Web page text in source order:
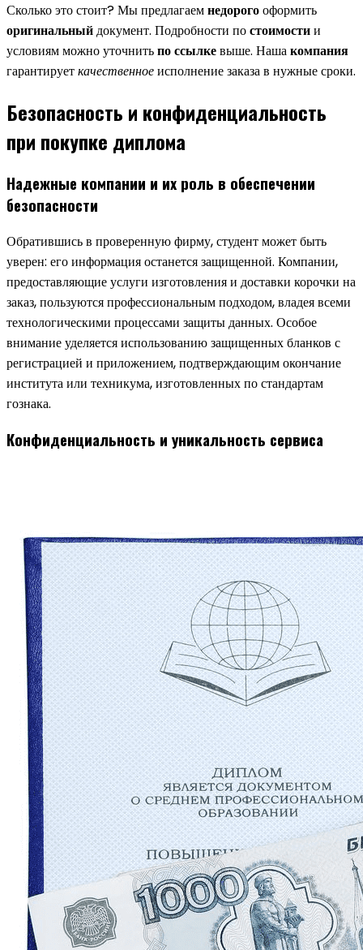
Сколько это стоит? Мы предлагаемнедорогооформить
оригинальныйдокумент. Подробности постоимостии
условиям можно уточнитьпо ссылкевыше. Нашакомпания
гарантируеткачественноеисполнение заказа в нужные сроки.
Безопасность и конфиденциальность
при покупке диплома
Надежные компании и их роль в обеспечении
безопасности
Обратившись в проверенную фирму, студент может быть
уверен: его информация останется защищенной. Компании,
предоставляющие услуги изготовления и доставки корочки на
заказ, пользуются профессиональным подходом, владея всеми
технологическими процессами защиты данных. Особое
внимание уделяется использованию защищенных бланков с
регистрацией и приложением, подтверждающим окончание
института или техникума, изготовленных по стандартам
гознака.
Конфиденциальность и уникальность сервиса